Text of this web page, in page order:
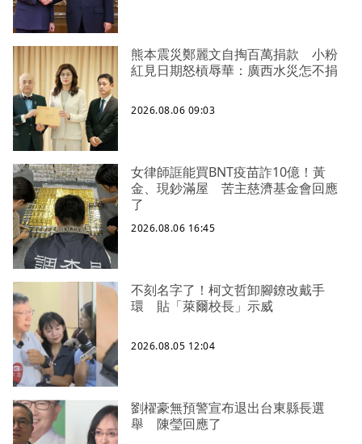
熊本震災鄭麗文自掏百萬捐款 小粉
紅見日期怒槓辱華：廣西水災怎不捐
2026.08.06 09:03
女律師誆能買BNT疫苗詐10億！黃
金、現鈔滿屋 苦主慈濟基金會回應
了
2026.08.06 16:45
不刻名字了！柯文哲卸腳鐐改戴手
環 貼「萊爾校長」示威
2026.08.05 12:04
劉櫂豪無預警宣布退出台東縣長選
舉 陳瑩回應了